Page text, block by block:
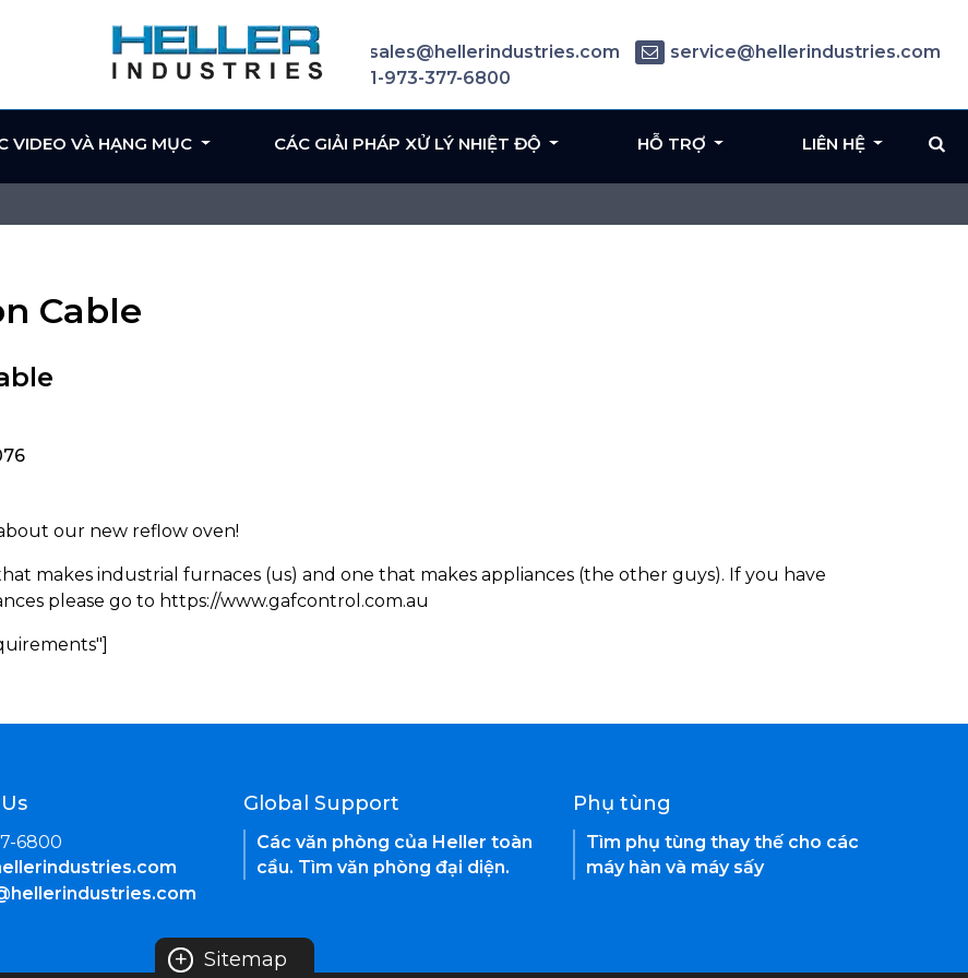
Cable
our new reflow oven!
makes industrial furnaces (us) and one that makes appliances (the other guys). If you have
please go to https://www.gafcontrol.com.au
sales@hellerindustries.com
service@hellerindustries.com
1-973-377-6800
VIDEO VÀ HẠNG MỤC CÁC GIẢI PHÁP XỬ LÝ NHIỆT ĐỘ HỖ TRỢ LIÊN HỆ
6800
Global Support
Các văn phòng của Heller toàn
cầu. Tìm văn phòng đại diện.
Phụ tùng
Tìm phụ tùng thay thế cho các
máy hàn và máy sấy
+ Sitemap